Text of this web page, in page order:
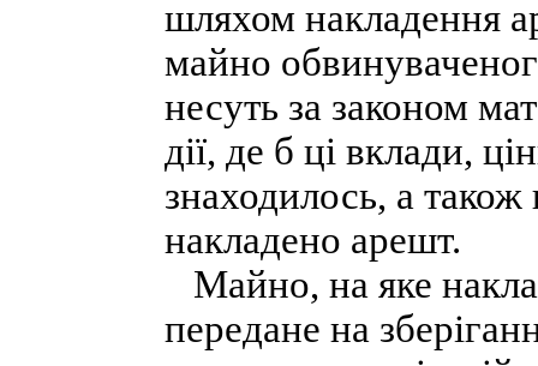
шляхом накладення
майно
несуть за законом
дії, де б ці вклади,
знаходилось, а
накладено арешт.
Майно, на яке
передане на